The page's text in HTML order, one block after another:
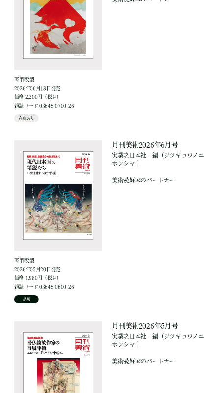
B5判変型
2026年06月18日発売
価格 2,200円（税込）
雑誌コード 03645-0700-26
在庫あり
B5判変型
2026年05月20日発売
価格 1,980円（税込）
雑誌コード 03645-0600-26
品切
月刊美術2026年6月号
実業之日本社 編（ジツギョウノニ
ホンシャ ）
美術愛好家のパートナー
月刊美術2026年5月号
実業之日本社 編（ジツギョウノニ
ホンシャ ）
美術愛好家のパートナー